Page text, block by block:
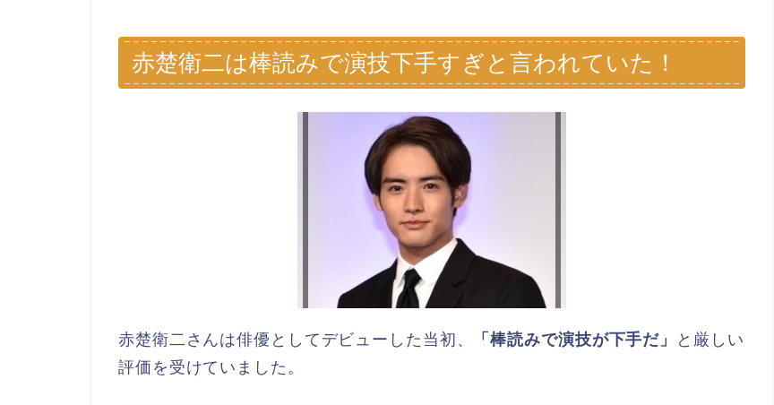
赤楚衛二は棒読みで演技下手すぎと言われていた！
赤楚衛二さんは俳優としてデビューした当初、 「棒読みで演技が下手だ」
と厳しい
評価を受けていました。